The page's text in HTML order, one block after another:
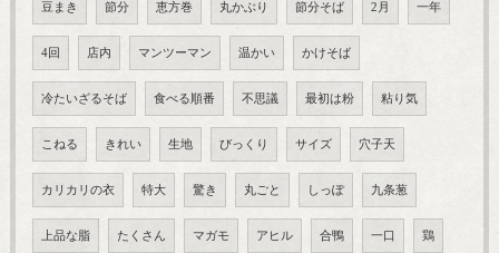
豆まき 節分 恵方巻 丸かぶり 節分そば 2月 一年
4回 店内 マンツーマン 温かい かけそば
冷たいざるそば 食べる順番 不思議 最初は粉 粘り気
こねる きれい 生地 びっくり サイズ 穴子天
カリカリの衣 特大 驚き 丸ごと しっぽ 九条葱
上品な脂 たくさん マガモ アヒル 合鴨 一口 鶏